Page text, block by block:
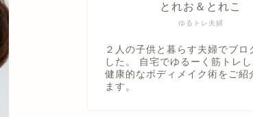
ゆるトレ夫婦
とれお＆とれこ
２人の子供と暮らす夫婦でブロ
した。 自宅でゆるーく筋トレし
健康的なボディメイク術をご紹
ます。